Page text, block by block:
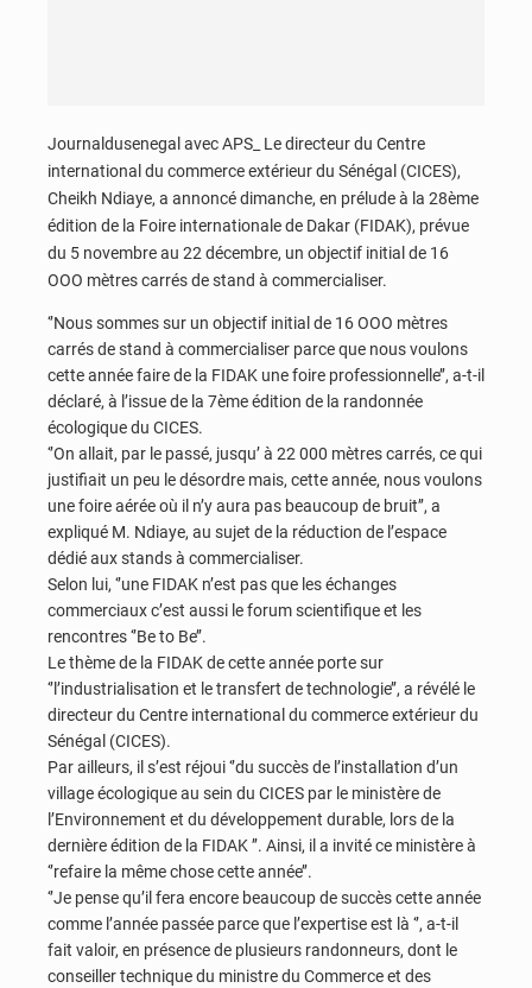
Journaldusenegal avec APS_ Le directeur du Centre
international du commerce extérieur du Sénégal (CICES),
Cheikh Ndiaye, a annoncé dimanche, en prélude à la 28ème
édition de la Foire internationale de Dakar (FIDAK), prévue
du 5 novembre au 22 décembre, un objectif initial de 16
OOO mètres carrés de stand à commercialiser.
‘’Nous sommes sur un objectif initial de 16 OOO mètres
carrés de stand à commercialiser parce que nous voulons
cette année faire de la FIDAK une foire professionnelle’’, a-t-il
déclaré, à l’issue de la 7ème édition de la randonnée
écologique du CICES.
‘’On allait, par le passé, jusqu’ à 22 000 mètres carrés, ce qui
justifiait un peu le désordre mais, cette année, nous voulons
une foire aérée où il n’y aura pas beaucoup de bruit’’, a
expliqué M. Ndiaye, au sujet de la réduction de l’espace
dédié aux stands à commercialiser.
Selon lui, ‘’une FIDAK n’est pas que les échanges
commerciaux c’est aussi le forum scientifique et les
rencontres ‘’Be to Be’’.
Le thème de la FIDAK de cette année porte sur
‘’l’industrialisation et le transfert de technologie’’, a révélé le
directeur du Centre international du commerce extérieur du
Sénégal (CICES).
Par ailleurs, il s’est réjoui ‘’du succès de l’installation d’un
village écologique au sein du CICES par le ministère de
l’Environnement et du développement durable, lors de la
dernière édition de la FIDAK ’’. Ainsi, il a invité ce ministère à
‘’refaire la même chose cette année’’.
‘’Je pense qu’il fera encore beaucoup de succès cette année
comme l’année passée parce que l’expertise est là ‘’, a-t-il
fait valoir, en présence de plusieurs randonneurs, dont le
conseiller technique du ministre du Commerce et des